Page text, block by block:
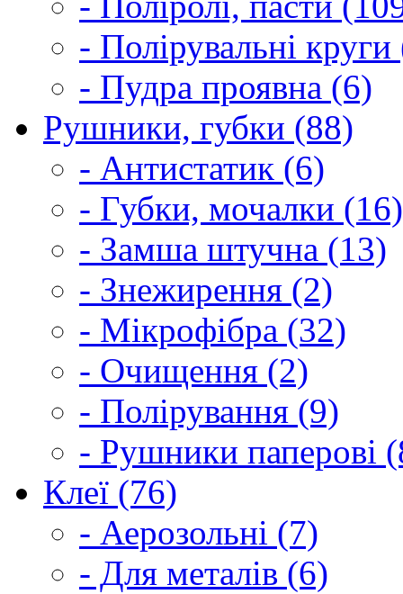
- Полірувальні
- Пудра проявна (6)
Рушники, губки (88)
- Антистатик (6)
- Губки, мочалки (16)
- Замша штучна (13)
- Знежирення (2)
- Мікрофібра (32)
- Очищення (2)
- Полірування (9)
- Рушники паперові
Клеї (76)
- Аерозольні (7)
- Для металів (6)